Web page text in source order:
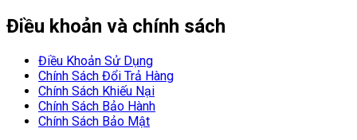
Điều khoản và chính sách
Điều Khoản Sử Dụng
Chính Sách Đổi Trả Hàng
Chính Sách Khiếu Nại
Chính Sách Bảo Hành
Chính Sách Bảo Mật